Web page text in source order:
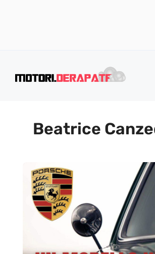
Beatrice